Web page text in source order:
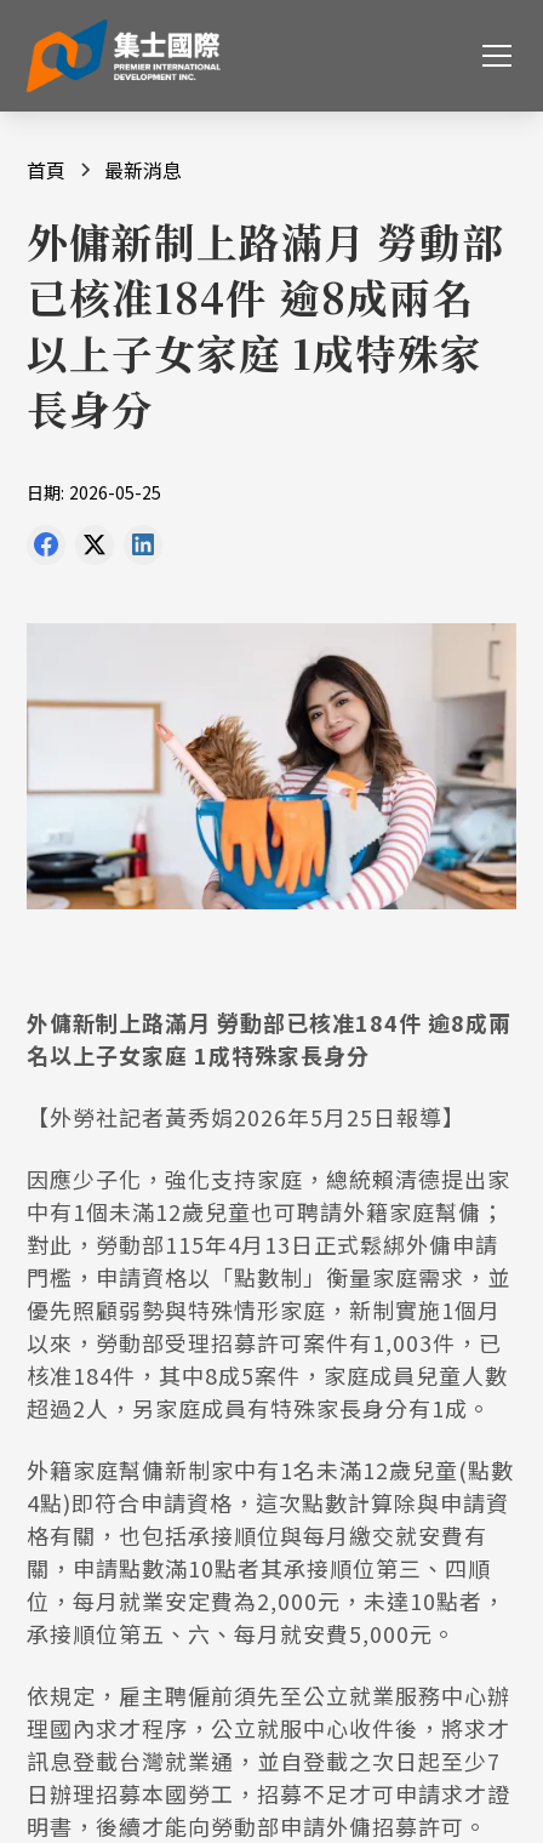
首頁 最新消息
外傭新制上路滿月 勞動部
已核准184件 逾8成兩名
以上子女家庭 1成特殊家
長身分
日期: 2026-05-25
外傭新制上路滿月 勞動部已核准184件 逾8成兩
名以上子女家庭 1成特殊家長身分
【外勞社記者黃秀娟2026年5月25日報導】
因應少子化，強化支持家庭，總統賴清德提出家
中有1個未滿12歲兒童也可聘請外籍家庭幫傭；
對此，勞動部115年4月13日正式鬆綁外傭申請
門檻，申請資格以「點數制」衡量家庭需求，並
優先照顧弱勢與特殊情形家庭，新制實施1個月
以來，勞動部受理招募許可案件有1,003件，已
核准184件，其中8成5案件，家庭成員兒童人數
超過2人，另家庭成員有特殊家長身分有1成。
外籍家庭幫傭新制家中有1名未滿12歲兒童(點數
4點)即符合申請資格，這次點數計算除與申請資
格有關，也包括承接順位與每月繳交就安費有
關，申請點數滿10點者其承接順位第三、四順
位，每月就業安定費為2,000元，未達10點者，
承接順位第五、六、每月就安費5,000元。
依規定，雇主聘僱前須先至公立就業服務中心辦
理國內求才程序，公立就服中心收件後，將求才
訊息登載台灣就業通，並自登載之次日起至少7
日辦理招募本國勞工，招募不足才可申請求才證
明書，後續才能向勞動部申請外傭招募許可。